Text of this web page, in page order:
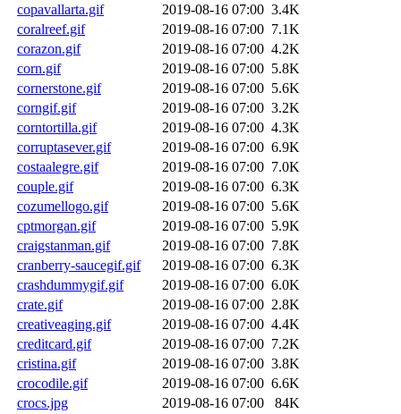
copavallarta.gif
2019-08-16 07:00 3.4K
coralreef.gif
2019-08-16 07:00 7.1K
corazon.gif
2019-08-16 07:00 4.2K
corn.gif
2019-08-16 07:00 5.8K
cornerstone.gif
2019-08-16 07:00 5.6K
corngif.gif
2019-08-16 07:00 3.2K
corntortilla.gif
2019-08-16 07:00 4.3K
corruptasever.gif
2019-08-16 07:00 6.9K
costaalegre.gif
2019-08-16 07:00 7.0K
couple.gif
2019-08-16 07:00 6.3K
cozumellogo.gif
2019-08-16 07:00 5.6K
cptmorgan.gif
2019-08-16 07:00 5.9K
craigstanman.gif
2019-08-16 07:00 7.8K
cranberry-saucegif.gif
2019-08-16 07:00 6.3K
crashdummygif.gif
2019-08-16 07:00 6.0K
crate.gif
2019-08-16 07:00 2.8K
creativeaging.gif
2019-08-16 07:00 4.4K
creditcard.gif
2019-08-16 07:00 7.2K
cristina.gif
2019-08-16 07:00 3.8K
crocodile.gif
2019-08-16 07:00 6.6K
crocs.jpg
2019-08-16 07:00 84K